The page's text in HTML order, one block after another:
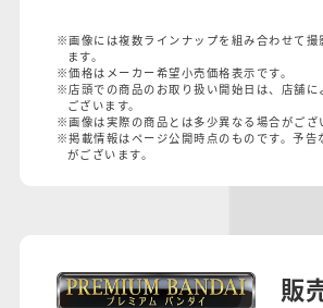
※画像には複数ラインナップを組み合わせて撮
ます。
※価格はメーカー希望小売価格表示です。
※店頭での商品のお取り扱い開始日は、店舗に
ございます。
※画像は実際の商品とは多少異なる場合がござ
※掲載情報はページ公開時点のものです。予告
がございます。
販